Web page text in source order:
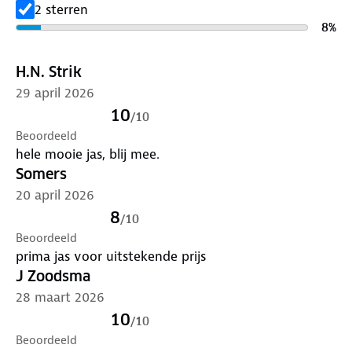
Lever het in bij onze winkels. Wij geven er een
nieuwe bestemming aan.
2 sterren
8%
H.N. Strik
29 april 2026
10/10
Beoordeeld
hele mooie jas, blij mee.
Somers
20 april 2026
8/10
Beoordeeld
prima jas voor uitstekende prijs
J Zoodsma
28 maart 2026
10/10
Beoordeeld